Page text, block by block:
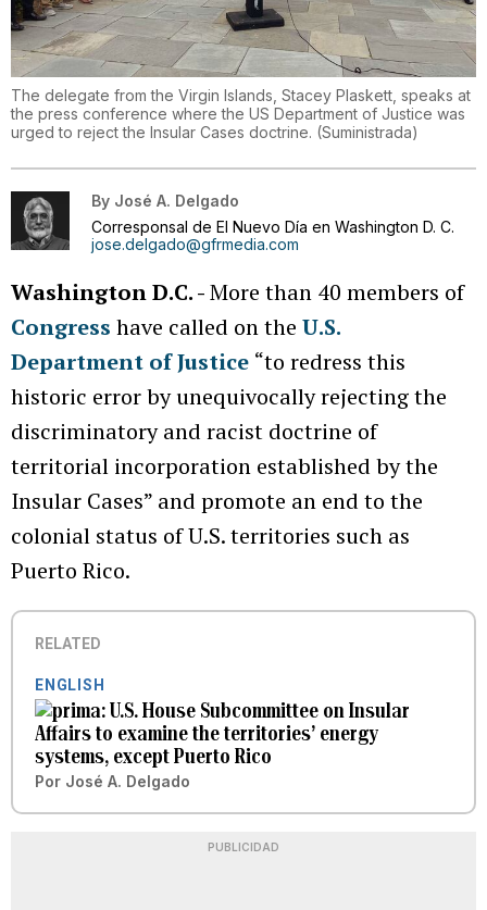
The delegate from the Virgin Islands, Stacey Plaskett, speaks at
the press conference where the US Department of Justice was
urged to reject the Insular Cases doctrine. (Suministrada)
By José A. Delgado
Corresponsal de El Nuevo Día en Washington D. C.
jose.delgado@gfrmedia.com
Washington D.C. -More than 40 members of
Congress have called on the U.S.
Department of Justice “to redress this
historic error by unequivocally rejecting the
discriminatory and racist doctrine of
territorial incorporation established by the
Insular Cases” and promote an end to the
colonial status of U.S. territories such as
Puerto Rico.
RELATED
ENGLISH
U.S. House Subcommittee on Insular
Affairs to examine the territories’ energy
systems, except Puerto Rico
Por José A. Delgado
PUBLICIDAD